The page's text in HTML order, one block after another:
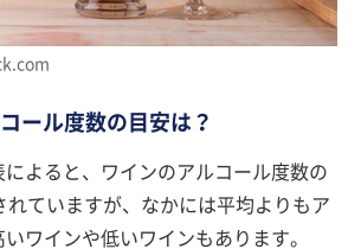
ール度数の目安は？
よると、ワインのアルコール度数の
れていますが、なかには平均よりもア
ワインや低いワインもあります。